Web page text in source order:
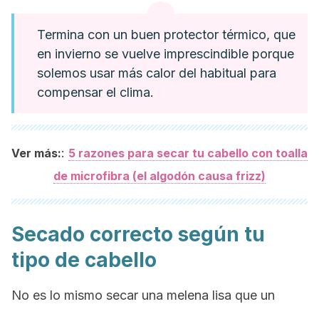
Termina con un buen protector térmico, que
en invierno se vuelve imprescindible porque
solemos usar más calor del habitual para
compensar el clima.
Ver más:: 5 razones para secar tu cabello con toalla
de microfibra (el algodón causa frizz)
Secado correcto según tu
tipo de cabello
No es lo mismo secar una melena lisa que un